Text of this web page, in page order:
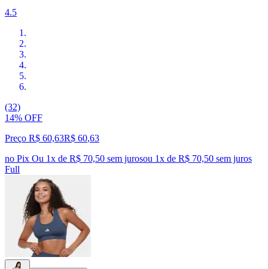
4.5
(32)
14% OFF
Preço R$ 60,63R$ 60,63
no Pix Ou 1x de R$ 70,50 sem jurosou 1x de R$ 70,50 sem juros
Full